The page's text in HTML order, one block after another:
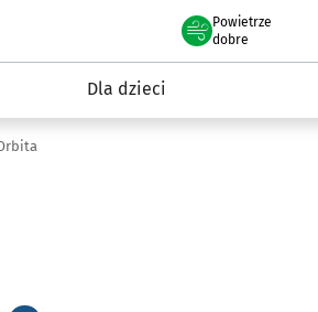
Powietrze
we Wrocławiu
dobre
Dla dzieci